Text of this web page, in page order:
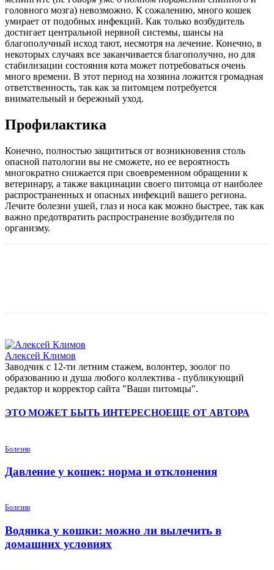
головного мозга) невозможно. К сожалению, много кошек
умирает от подобных инфекций. Как только возбудитель
достигает центральной нервной системы, шансы на
благополучный исход тают, несмотря на лечение. Конечно, в
некоторых случаях все заканчивается благополучно, но для
стабилизации состояния кота может потребоваться очень
много времени. В этот период на хозяина ложится громадная
ответственность, так как за питомцем потребуется
внимательный и бережный уход.
Профилактика
Конечно, полностью защититься от возникновения столь
опасной патологии вы не сможете, но ее вероятность
многократно снижается при своевременном обращении к
ветеринару, а также вакцинации своего питомца от наиболее
распространенных и опасных инфекций вашего региона.
Лечите болезни ушей, глаз и носа как можно быстрее, так как
важно предотвратить распространение возбудителя по
организму.
Алексей Климов
Заводчик c 12-ти летним стажем, волонтер, зоолог по
образованию и душа любого коллектива - публикующий
редактор и корректор сайта "Ваши питомцы".
ЭТО МОЖЕТ БЫТЬ ИНТЕРЕСНОЕЩЕ ОТ АВТОРА
Болезни
Давление у кошек: норма и отклонения
Болезни
Водянка у кошки: можно ли вылечить в
домашних условиях